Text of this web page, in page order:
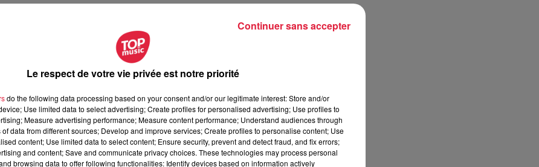
Le respect de votre vie privée est notre priorité
do the following data processing based on your consent and/or our legitimate interest: Store and/or
Use limited data to select advertising; Create profiles for personalised advertising; Use profiles to
Measure advertising performance; Measure content performance; Understand audiences through
data from different sources; Develop and improve services; Create profiles to personalise content; Use
content; Use limited data to select content; Ensure security, prevent and detect fraud, and fix errors;
and content; Save and communicate privacy choices. These technologies may process personal
browsing data to offer following functionalities: Identify devices based on information actively
Continuer sans accepter